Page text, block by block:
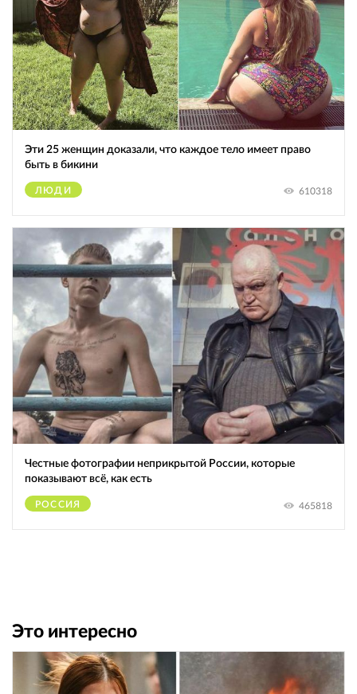
Эти 25 женщин доказали, что каждое тело имеет право
быть в бикини
ЛЮДИ 610318
Честные фотографии неприкрытой России, которые
показывают всё, как есть
РОССИЯ 465818
Это интересно